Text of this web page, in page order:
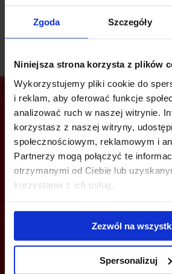
Zgoda Szczegóły
Niniejsza strona korzysta z plików
Wykorzystujemy pliki cookie do
i reklam, aby oferować funkcje
analizować ruch w naszej witrynie.
korzystasz z naszej witryny,
społecznościowym, reklamowym i
Partnerzy mogą połączyć te
otrzymanymi od Ciebie lub
korzystania z ich usług.
Zezwól na
Spersonalizuj
certification on a very good level.
Are you interested in
+48 22 167 04 00
flexoffice@officefinder.pl